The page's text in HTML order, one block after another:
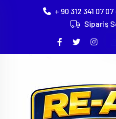
+ 90 312 341 07
Sipariş
Tampon
Anasayfa